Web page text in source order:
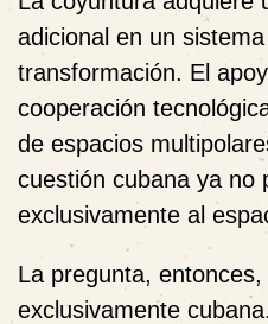
adicional en un
transformación. El
cooperación
de espacios
cuestión cubana ya no
exclusivamente al
La pregunta,
exclusivamente